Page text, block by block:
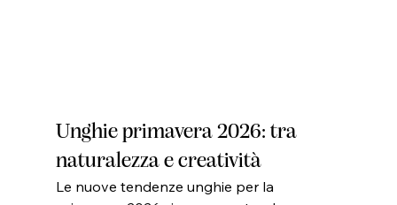
Unghie primavera 2026: tra
naturalezza e creatività
Le nuove tendenze unghie per la